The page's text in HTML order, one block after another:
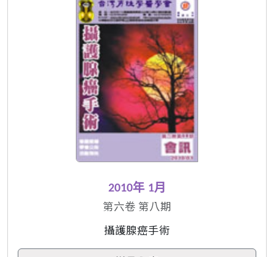
2010年 1月
第六卷 第八期
攝護腺癌手術